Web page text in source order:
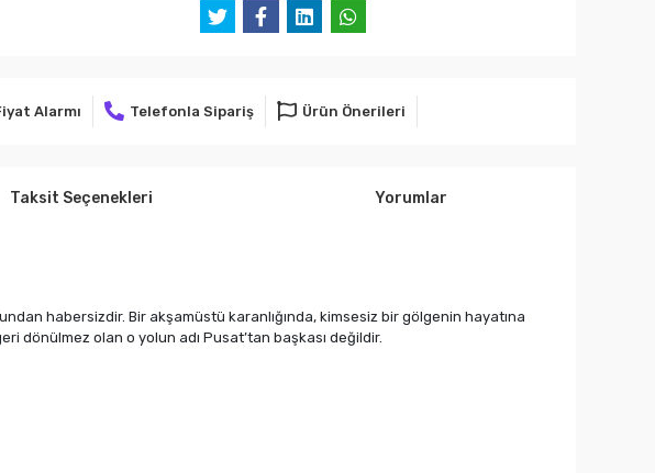
Alarmı Telefonla Sipariş Ürün Önerileri
Taksit Seçenekleri Yorumlar
habersizdir. Bir akşamüstü karanlığında, kimsesiz bir gölgenin hayatına
dönülmez olan o yolun adı Pusat’tan başkası değildir.